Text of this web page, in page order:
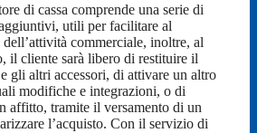
di cassa comprende una serie di
utili per facilitare al
dell’attività commerciale, inoltre, al
il cliente sarà libero di restituire il
gli altri accessori, di attivare un altro
modifiche e integrazioni, o di
affitto, tramite il versamento di un
l’acquisto. Con il servizio di